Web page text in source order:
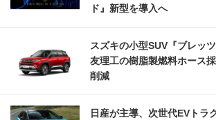
ド』新型を導入へ
スズキの小型SUV『ブレッ
友理工の樹脂製燃料ホース
削減
日産が主導、次世代EVトラ